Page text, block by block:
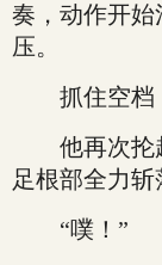
奏，动作开
压。
抓住空档
他再次抡起
足根部全力斩
“噗！”